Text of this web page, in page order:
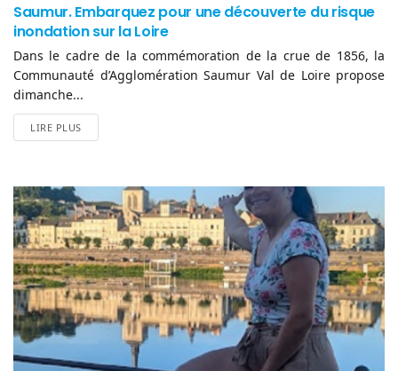
Saumur. Embarquez pour une découverte du risque
inondation sur la Loire
Dans le cadre de la commémoration de la crue de 1856, la
Communauté d’Agglomération Saumur Val de Loire propose
dimanche...
LIRE PLUS